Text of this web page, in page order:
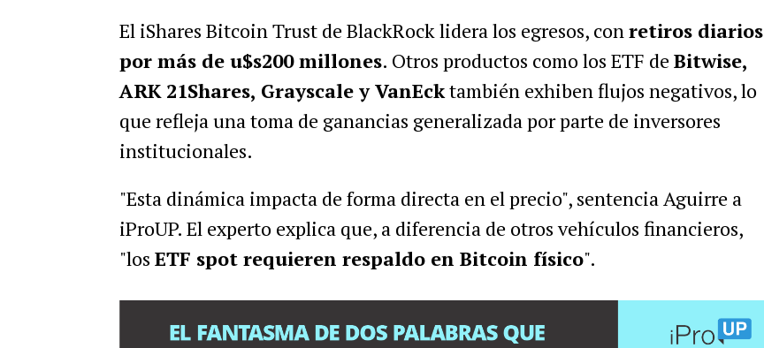
El iShares Bitcoin Trust de BlackRock lidera los egresos, conretiros diarios
por más de u$s200 millones. Otros productos como los ETF de Bitwise,
ARK 21Shares, Grayscale y VanEcktambién exhiben flujos negativos, lo
que refleja una toma de ganancias generalizada por parte de inversores
institucionales.
"Esta dinámica impacta de forma directa en el precio", sentencia Aguirre a
iProUP. El experto explica que, a diferencia de otros vehículos financieros,
"los ETF spot requieren respaldo en Bitcoin físico".